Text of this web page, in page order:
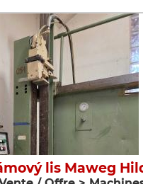
lis Maweg